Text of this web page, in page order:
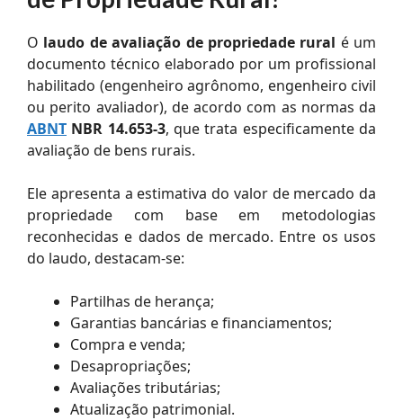
O laudo de avaliação de propriedade rural é um
documento técnico elaborado por um profissional
habilitado (engenheiro agrônomo, engenheiro civil
ou perito avaliador), de acordo com as normas da
ABNT NBR 14.653-3, que trata especificamente da
avaliação de bens rurais.
Ele apresenta a estimativa do valor de mercado da
propriedade com base em metodologias
reconhecidas e dados de mercado. Entre os usos
do laudo, destacam-se:
Partilhas de herança;
Garantias bancárias e financiamentos;
Compra e venda;
Desapropriações;
Avaliações tributárias;
Atualização patrimonial.